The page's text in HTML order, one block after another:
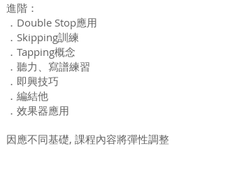
進階：
．Double Stop應用
．Skipping訓練
．Tapping概念
．聽力、寫譜練習
．即興技巧
．編結他
．效果器應用
因應不同基礎, 課程內容將彈性調整